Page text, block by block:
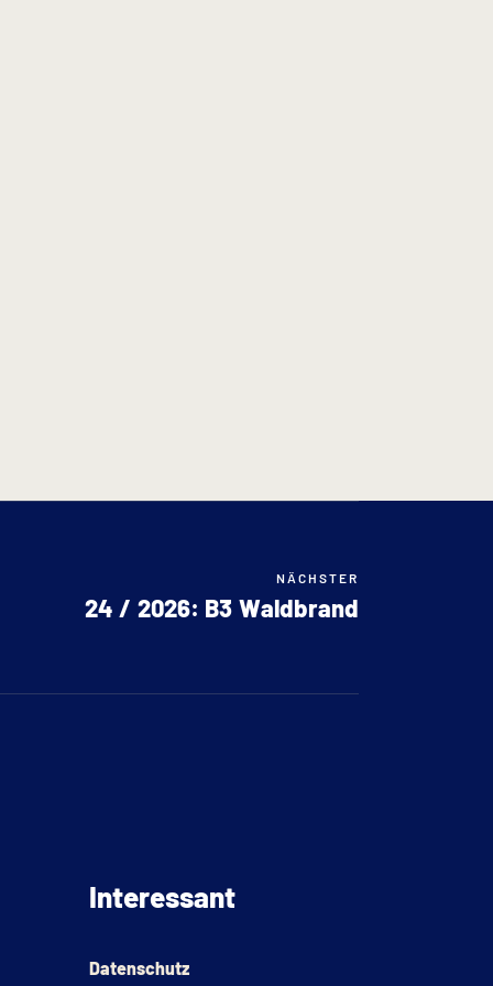
NÄCHSTER
24 / 2026: B3 Waldbrand
Interessant
Datenschutz